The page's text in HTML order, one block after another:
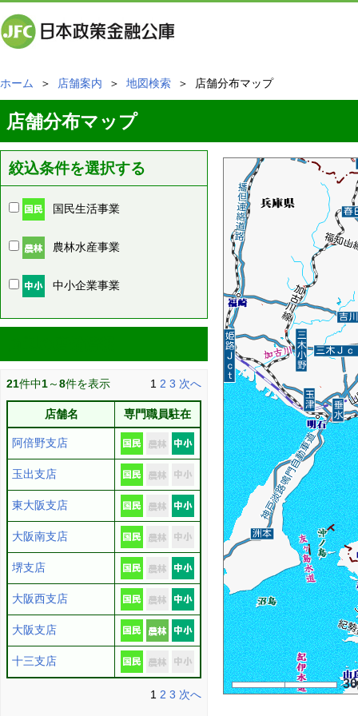
ホーム ＞ 店舗案内 ＞ 地図検索 ＞ 店舗分布マップ
店舗分布マップ
絞込条件を選択する
国民生活事業
農林水産事業
中小企業事業
21件中1～8件を表示 1 2 3 次へ
店舗名 専門職員駐在
阿倍野支店
玉出支店
東大阪支店
大阪南支店
堺支店
大阪西支店
大阪支店
十三支店
1 2 3 次へ